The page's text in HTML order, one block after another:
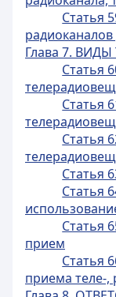
Статья
Глава 7.
Статья
Статья
Статья
Статья
Статья
Статья
прием
Статья
приема теле-,